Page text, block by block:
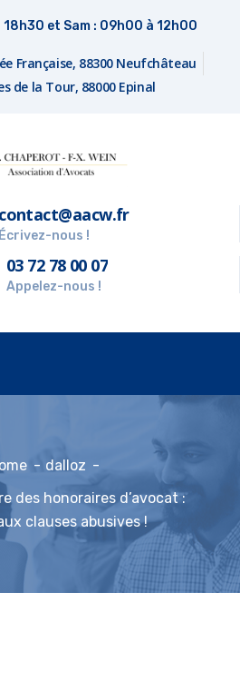
18h30 et Sam : 09h00 à 12h00
Française, 88300 Neufchâteau
de la Tour, 88000 Epinal
contact@aacw.fr
Écrivez-nous !
03 72 78 00 07
Appelez-nous !
dalloz
des honoraires d’avocat :
clauses abusives !